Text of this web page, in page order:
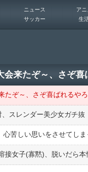
ニュース アニ
サッカー 生
会来たぞ～、さぞ
スレンダー美少女ガチ抜
苦しい思いをさせてしま
接女子(寡黙)、脱いだら本